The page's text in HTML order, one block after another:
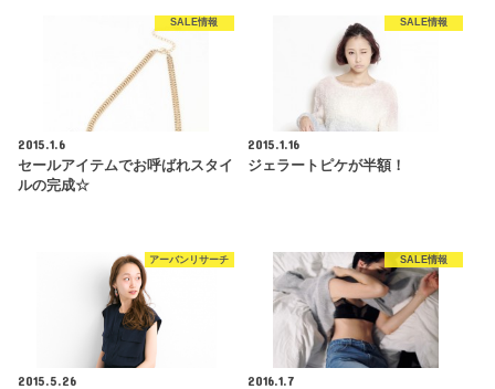
SALE情報
2015.1.6
セールアイテムでお呼ばれスタイ
ルの完成☆
SALE情報
2015.1.16
ジェラートピケが半額！
アーバンリサーチ
2015.5.26
SALE情報
2016.1.7